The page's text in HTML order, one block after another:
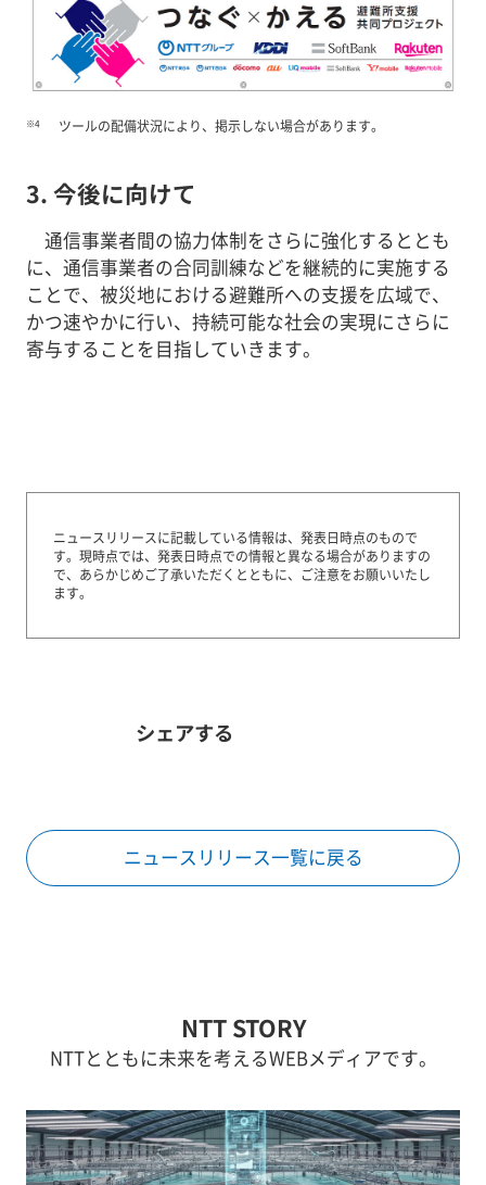
※4 ツールの配備状況により、掲示しない場合があります。
3. 今後に向けて
通信事業者間の協力体制をさらに強化するととも
に、通信事業者の合同訓練などを継続的に実施する
ことで、被災地における避難所への支援を広域で、
かつ速やかに行い、持続可能な社会の実現にさらに
寄与することを目指していきます。
ニュースリリースに記載している情報は、発表日時点のもので
す。 現時点では、発表日時点での情報と異なる場合がありますの
で、あらかじめご了承いただくとともに、ご注意をお願いいたし
ます。
シェアする
ニュースリリース一覧に戻る
NTT STORY
NTTとともに未来を考えるWEBメディアです。